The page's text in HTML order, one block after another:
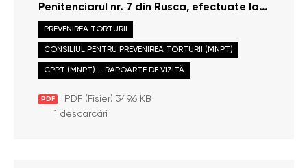
Penitenciarul nr. 7 din Rusca, efectuate la
data de 29 mai 2013
PDF PDF (Fișier) 349.6 KB
PREVENIREA TORTURII
CONSILIUL PENTRU PREVENIREA TORTURII (MNPT)
CPPT (MNPT) – RAPOARTE DE VIZITĂ
1 descarcări